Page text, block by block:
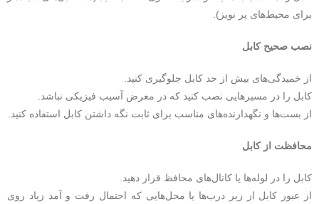
برای محیط‌های پر نویز).
نصب صحیح کابل
از خمیدگی‌های بیش از حد کابل جلوگیری کنید.
کابل را در مسیرهایی نصب کنید که در معرض آسیب فیزیکی نباشد.
از بست‌ها و نگهدارنده‌های مناسب برای ثابت نگه داشتن کابل استفاده کنید.
محافظت از کابل
کابل را در لوله‌ها یا کانال‌های محافظ قرار دهید.
از عبور کابل از زیر درب‌ها یا محل‌هایی که احتمال رفت و آمد زیاد روی